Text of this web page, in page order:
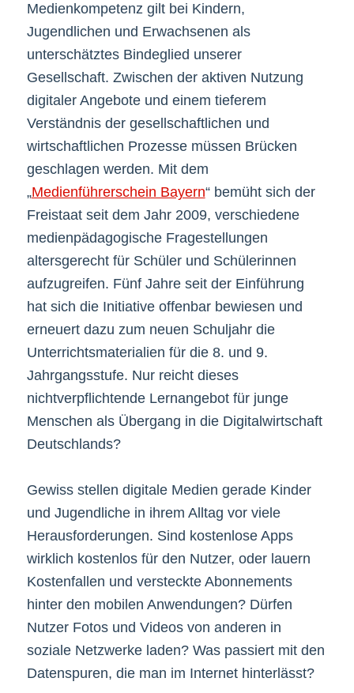
Medienkompetenz gilt bei Kindern,
Jugendlichen und Erwachsenen als
unterschätztes Bindeglied unserer
Gesellschaft. Zwischen der aktiven Nutzung
digitaler Angebote und einem tieferem
Verständnis der gesellschaftlichen und
wirtschaftlichen Prozesse müssen Brücken
geschlagen werden. Mit dem
„Medienführerschein Bayern“ bemüht sich der
Freistaat seit dem Jahr 2009, verschiedene
medienpädagogische Fragestellungen
altersgerecht für Schüler und Schülerinnen
aufzugreifen. Fünf Jahre seit der Einführung
hat sich die Initiative offenbar bewiesen und
erneuert dazu zum neuen Schuljahr die
Unterrichtsmaterialien für die 8. und 9.
Jahrgangsstufe. Nur reicht dieses
nichtverpflichtende Lernangebot für junge
Menschen als Übergang in die Digitalwirtschaft
Deutschlands?
Gewiss stellen digitale Medien gerade Kinder
und Jugendliche in ihrem Alltag vor viele
Herausforderungen. Sind kostenlose Apps
wirklich kostenlos für den Nutzer, oder lauern
Kostenfallen und versteckte Abonnements
hinter den mobilen Anwendungen? Dürfen
Nutzer Fotos und Videos von anderen in
soziale Netzwerke laden? Was passiert mit den
Datenspuren, die man im Internet hinterlässt?